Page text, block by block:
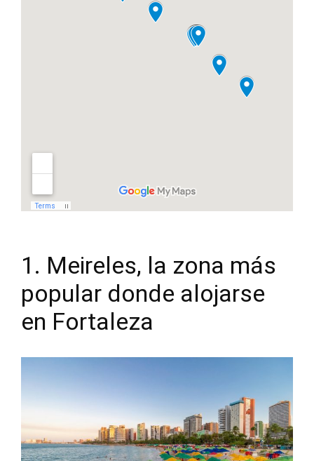
1. Meireles, la zona más
popular donde alojarse
en Fortaleza